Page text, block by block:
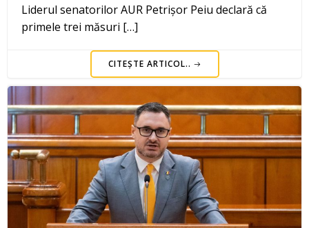
Liderul senatorilor AUR Petrișor Peiu declară că
primele trei măsuri […]
CITEȘTE ARTICOL..